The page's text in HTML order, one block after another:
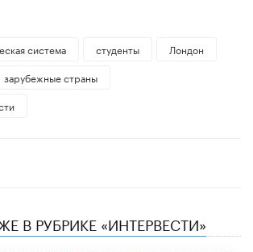
система студенты
Лондон
зарубежные страны
В РУБРИКЕ «ИНТЕРВЕСТИ»